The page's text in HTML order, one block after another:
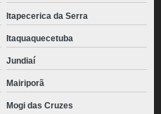
Itapecerica da Serra
Itaquaquecetuba
Jundiaí
Mairiporã
Mogi das Cruzes